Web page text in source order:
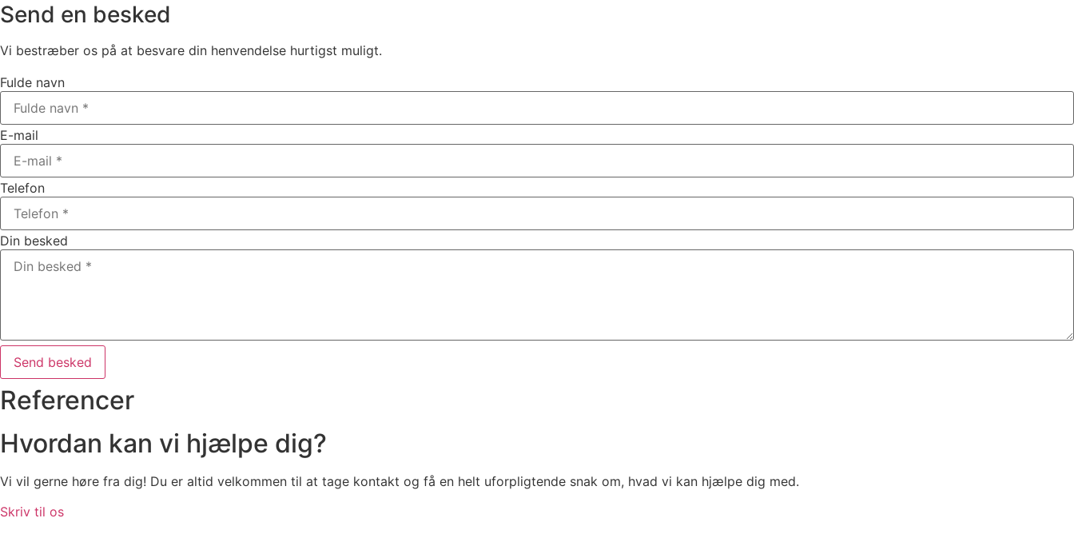
Send en besked
Vi bestræber os på at besvare din henvendelse hurtigst muligt.
Fulde navn
E-mail
Telefon
Din besked
Send besked
Referencer
Hvordan kan vi hjælpe dig?
Vi vil gerne høre fra dig! Du er altid velkommen til at tage kontakt og få en helt uforpligtende snak om, hvad vi kan hjælpe dig med.
Skriv til os